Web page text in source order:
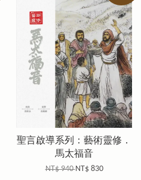
聖言啟導系列：藝術靈修．
馬太福音
NT$ 940NT$ 830